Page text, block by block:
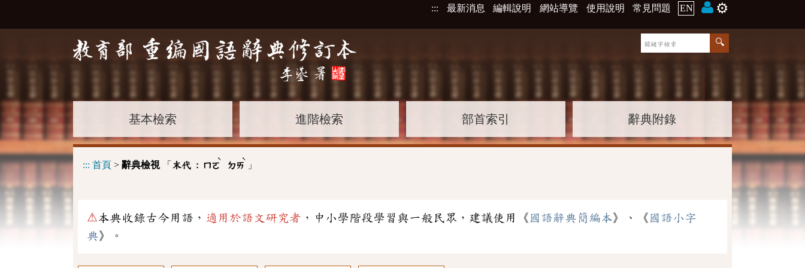
::: 最新消息 編輯說明 網站導覽 使用說明 常見問題 EN ⚙️
基本檢索 進階檢索 部首索引 辭典附錄
::: 首頁 > 辭典檢視「 末代 : ㄇㄛ
ˋ
ㄉㄞ
ˋ
」
⚠本典收錄古今用語， 適用於語文研究者 ，中小學階段學習與一般民眾，建議使用《 國語辭典簡編本》、《 國語小字
典》。